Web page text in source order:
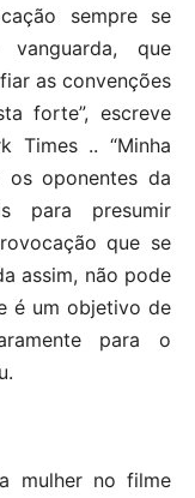
sempre se
que
as convenções
forte”, escreve
Times .. “Minha
os oponentes da
para presumir
que se
assim, não pode
é um objetivo de
para o
mulher no filme